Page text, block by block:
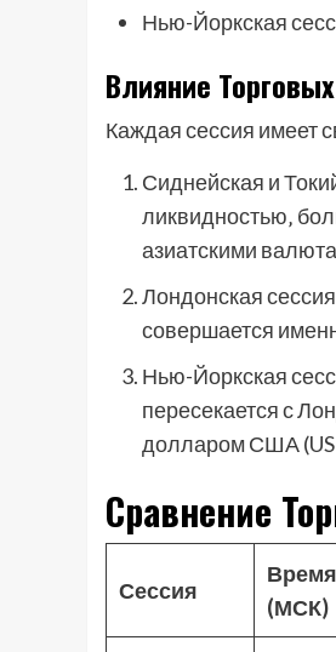
Нью-Йоркская
Влияние
Каждая сессия имеет
Сиднейская и
ликвидностью‚
азиатскими
Лондонская
совершается
Нью-Йоркская
пересекается с
долларом США
Сравнение
Сессия
Время
(МСК)